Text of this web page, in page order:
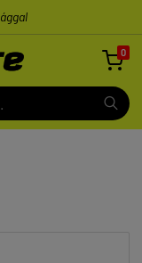
0
